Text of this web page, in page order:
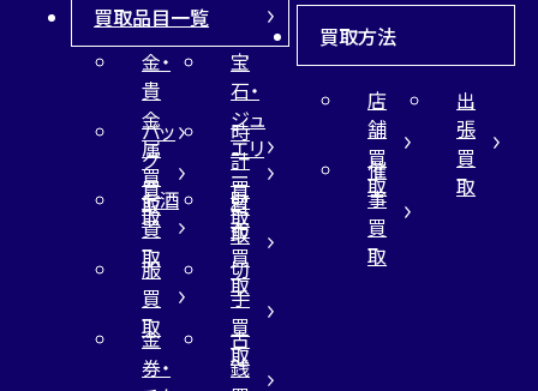
買取品目一覧
金・
貴
金
属
買
取
宝
石・
ジュ
エリ
ー
買
取
バッ
グ
買
取
時
計
買
取
お酒
買
取
財
布
買
取
服
買
取
切
手
買
取
金
券・
古
銭
買取方法
店
舗
買
取
出
張
買
取
催
事
買
取